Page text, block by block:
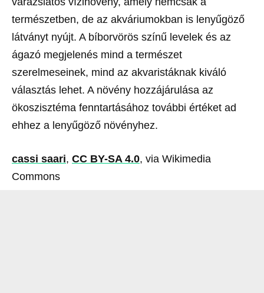
természetben, de az akváriumokban is lenyűgöző
látványt nyújt. A bíborvörös színű levelek és az
ágazó megjelenés mind a természet
szerelmeseinek, mind az akvaristáknak kiváló
választás lehet. A növény hozzájárulása az
ökoszisztéma fenntartásához további értéket ad
ehhez a lenyűgöző növényhez.
cassi saari, CC BY-SA 4.0, via Wikimedia
Commons